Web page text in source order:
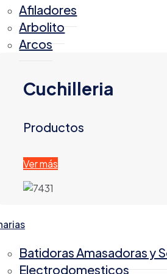
Afiladores
Arbolito
Arcos
Cuchilleria
Productos
Ver más
Batidoras Amasadoras y
Electrodomesticos